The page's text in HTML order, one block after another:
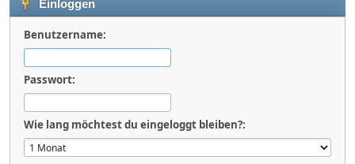
Einloggen
Benutzername:
Passwort:
Wie lang möchtest du eingeloggt bleiben?: